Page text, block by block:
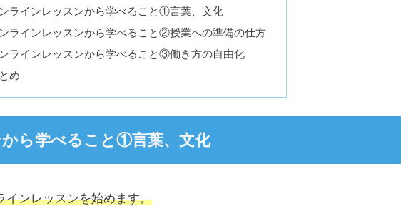
ラインレッスンから学べること①言葉、文化
ラインレッスンから学べること②授業への準備の仕方
ラインレッスンから学べること③働き方の自由化
め
ら学べること①言葉、文化
インレッスンを始めます。